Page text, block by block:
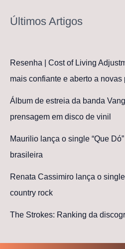
Últimos Artigos
Resenha | Cost of Living
mais confiante e aberto a
Álbum de estreia da banda
prensagem em disco de vinil
Maurilio lança o single “Que
brasileira
Renata Cassimiro lança o
country rock
The Strokes: Ranking da